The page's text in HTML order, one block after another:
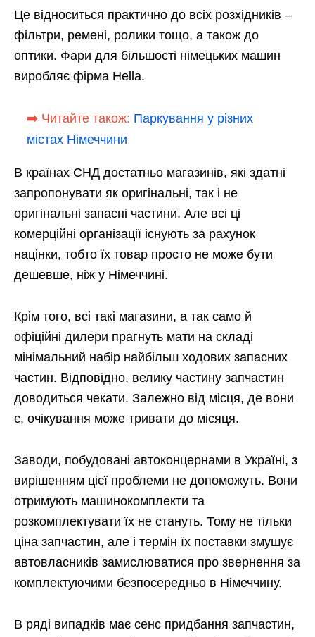
Це відноситься практично до всіх розхідників –
фільтри, ремені, ролики тощо, а також до
оптики. Фари для більшості німецьких машин
виробляє фірма Hella.
➡️ Читайте також: Паркування у різних
містах Німеччини
В країнах СНД достатньо магазинів, які здатні
запропонувати як оригінальні, так і не
оригінальні запасні частини. Але всі ці
комерційні організації існують за рахунок
націнки, тобто їх товар просто не може бути
дешевше, ніж у Німеччині.
Крім того, всі такі магазини, а так само й
офіційні дилери прагнуть мати на складі
мінімальний набір найбільш ходових запасних
частин. Відповідно, велику частину запчастин
доводиться чекати. Залежно від місця, де вони
є, очікування може тривати до місяця.
Заводи, побудовані автоконцернами в Україні, з
вирішенням цієї проблеми не допоможуть. Вони
отримують машинокомплекти та
розкомплектувати їх не стануть. Тому не тільки
ціна запчастин, але і термін їх поставки змушує
автовласників замислюватися про звернення за
комплектуючими безпосередньо в Німеччину.
В ряді випадків має сенс придбання запчастин,